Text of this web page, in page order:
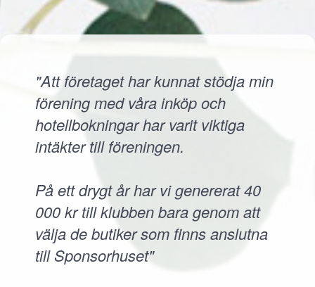
"Att företaget har kunnat stödja min
förening med våra inköp och
hotellbokningar har varit viktiga
intäkter till föreningen.
På ett drygt år har vi genererat 40
000 kr till klubben bara genom att
välja de butiker som finns anslutna
till Sponsorhuset"